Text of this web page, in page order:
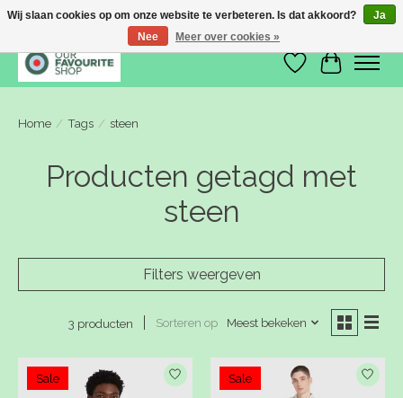
Verlanglijst
Home / Tags / steen
Producten getagd met
steen
Filters weergeven
3 producten Sorteren op Meest bekeken
Sale Sale
Wij slaan cookies op om onze website te verbeteren. Is dat akkoord?
Ja
Nee
Meer over cookies »